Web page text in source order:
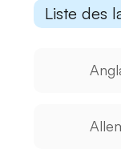
Liste des